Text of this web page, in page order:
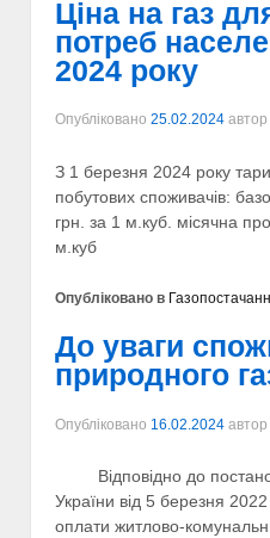
Ціна на газ
потреб
2024 року
Опубліковано 25.02.2024 автор
З 1 березня 2024 року
побутових споживачів:
грн. за 1 м.куб. місячна
м.куб
Опубліковано в
До уваги
природного
Опубліковано 16.02.2024 автор
Відповідно до
України від 5 березня
оплати житлово-